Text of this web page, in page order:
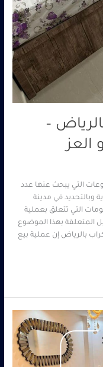
–
التي يبحث عنها عدد
وبالتحديد في مدينة
التي تتعلق بعملية
المتعلقة بهذا الموضوع
بالرياض إن عملية بيع